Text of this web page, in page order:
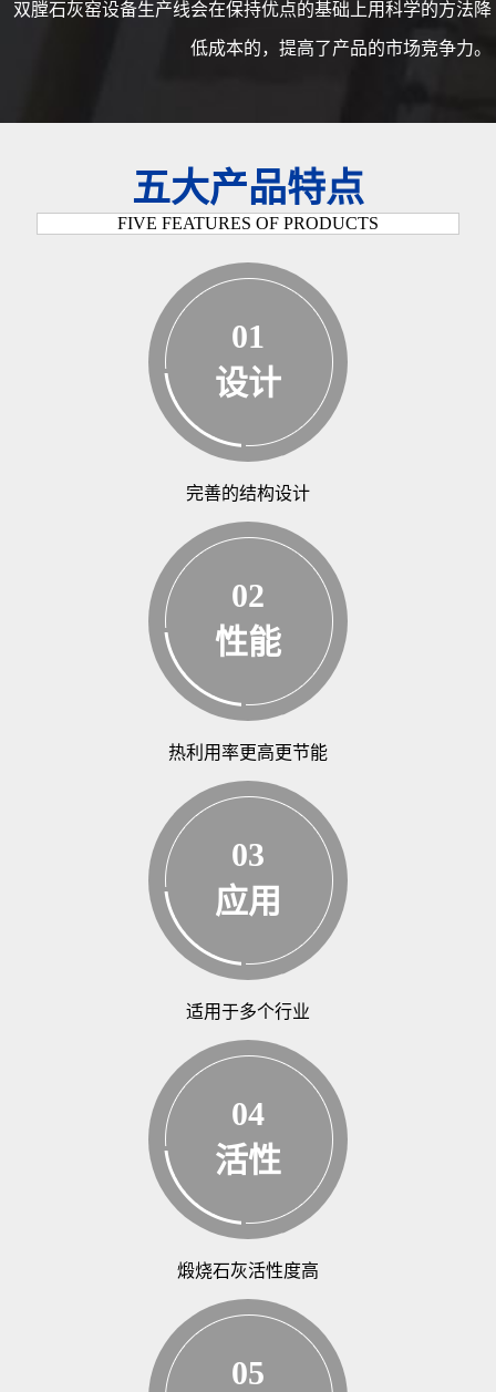
双膛石灰窑设备生产线会在保持优点的基础上用科学的方法降
低成本的，提高了产品的市场竞争力。
五大产品特点
FIVE FEATURES OF PRODUCTS
01
设计
完善的结构设计
02
性能
热利用率更高更节能
03
应用
适用于多个行业
04
活性
煅烧石灰活性度高
05